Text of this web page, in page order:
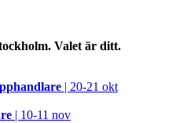
Valet är ditt.
| 20-21 okt
| 10-11 nov